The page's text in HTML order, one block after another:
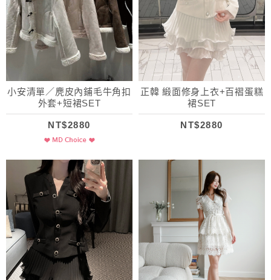
小安清單／麂皮內鋪毛牛角扣
外套+短裙SET
NT$2880
正韓 緞面修身上衣+百褶蛋糕
裙SET
NT$2880